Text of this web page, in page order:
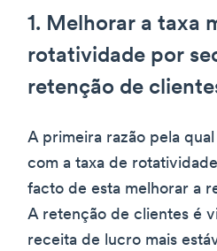
1. Melhorar a taxa
rotatividade por
retenção de
A primeira razão pela
com a taxa de
facto de esta melhorar a
A retenção de clientes é
receita de lucro mais